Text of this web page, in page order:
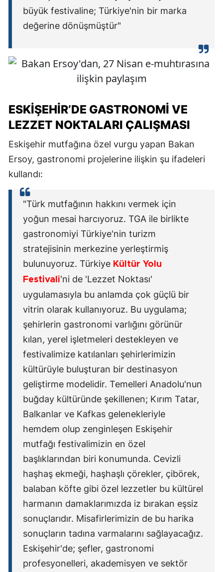
büyük festivaline; Türkiye'nin bir marka
değerine dönüşmüştür"
ESKIŞEHIR’DE GASTRONOMI VE
LEZZET NOKTALARI ÇALIŞMASI
Eskişehir mutfağına özel vurgu yapan Bakan
Ersoy, gastronomi projelerine ilişkin şu ifadeleri
kullandı:
"Türk mutfağının hakkını vermek için
yoğun mesai harcıyoruz. TGA ile birlikte
gastronomiyi Türkiye'nin turizm
stratejisinin merkezine yerleştirmiş
bulunuyoruz. Türkiye Kültür Yolu
Festivali'ni de 'Lezzet Noktası'
uygulamasıyla bu anlamda çok güçlü bir
vitrin olarak kullanıyoruz. Bu uygulama;
şehirlerin gastronomi varlığını görünür
kılan, yerel işletmeleri destekleyen ve
festivalimize katılanları şehirlerimizin
kültürüyle buluşturan bir destinasyon
geliştirme modelidir. Temelleri Anadolu'nun
buğday kültüründe şekillenen; Kırım Tatar,
Balkanlar ve Kafkas gelenekleriyle
hemdem olup zenginleşen Eskişehir
mutfağı festivalimizin en özel
başlıklarından biri konumunda. Cevizli
haşhaş ekmeği, haşhaşlı çörekler, çibörek,
balaban köfte gibi özel lezzetler bu kültürel
harmanın damaklarımızda iz bırakan eşsiz
sonuçlarıdır. Misafirlerimizin de bu harika
sonuçların tadına varmalarını sağlayacağız.
Eskişehir'de; şefler, gastronomi
profesyonelleri, akademisyen ve sektör